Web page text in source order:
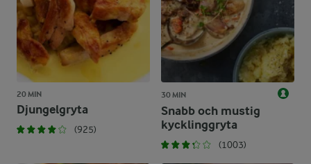
20 MIN
Djungelgryta
(925)
30 MIN
Snabb och mustig
kycklinggryta
(1003)